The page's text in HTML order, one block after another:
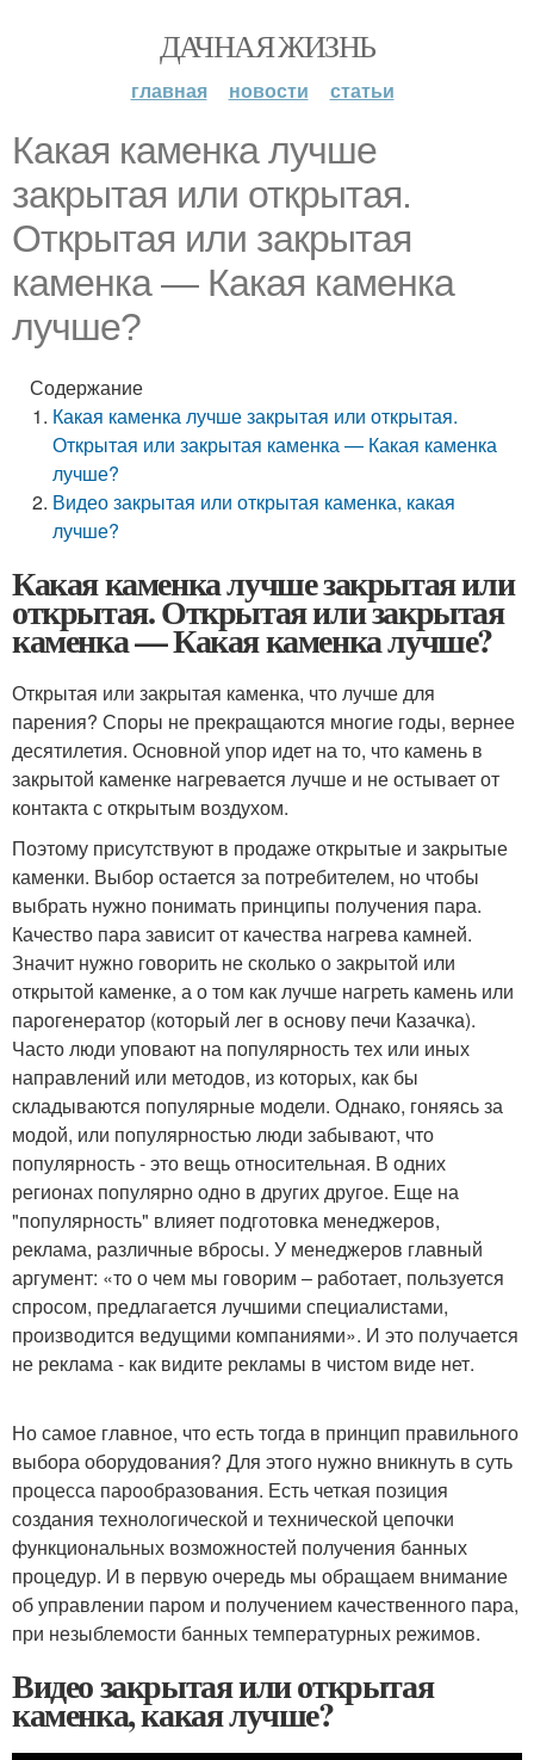
ДАЧНАЯ ЖИЗНЬ
главная новости статьи
Какая каменка лучше
закрытая или открытая.
Открытая или закрытая
каменка — Какая каменка
лучше?
Содержание
Какая каменка лучше закрытая или открытая.
Открытая или закрытая каменка — Какая каменка
лучше?
Видео закрытая или открытая каменка, какая
лучше?
Какая каменка лучше закрытая или
открытая. Открытая или закрытая
каменка — Какая каменка лучше?
Открытая или закрытая каменка, что лучше для
парения? Споры не прекращаются многие годы, вернее
десятилетия. Основной упор идет на то, что камень в
закрытой каменке нагревается лучше и не остывает от
контакта с открытым воздухом.
Поэтому присутствуют в продаже открытые и закрытые
каменки. Выбор остается за потребителем, но чтобы
выбрать нужно понимать принципы получения пара.
Качество пара зависит от качества нагрева камней.
Значит нужно говорить не сколько о закрытой или
открытой каменке, а о том как лучше нагреть камень или
парогенератор (который лег в основу печи Казачка).
Часто люди уповают на популярность тех или иных
направлений или методов, из которых, как бы
складываются популярные модели. Однако, гоняясь за
модой, или популярностью люди забывают, что
популярность - это вещь относительная. В одних
регионах популярно одно в других другое. Еще на
"популярность" влияет подготовка менеджеров,
реклама, различные вбросы. У менеджеров главный
аргумент: «то о чем мы говорим – работает, пользуется
спросом, предлагается лучшими специалистами,
производится ведущими компаниями». И это получается
не реклама - как видите рекламы в чистом виде нет.
Но самое главное, что есть тогда в принцип правильного
выбора оборудования? Для этого нужно вникнуть в суть
процесса парообразования. Есть четкая позиция
создания технологической и технической цепочки
функциональных возможностей получения банных
процедур. И в первую очередь мы обращаем внимание
об управлении паром и получением качественного пара,
при незыблемости банных температурных режимов.
Видео закрытая или открытая
каменка, какая лучше?